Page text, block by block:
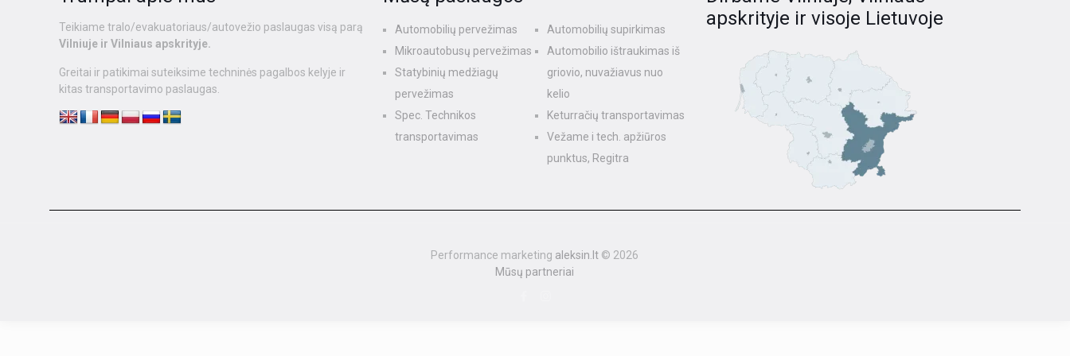
Teikiame tralo/evakuatoriaus/autovežio paslaugas visą parą
Vilniuje ir Vilniaus apskrityje.
Greitai ir patikimai suteiksime techninės pagalbos kelyje ir
kitas transportavimo paslaugas.
Automobilių pervežimas
Mikroautobusų pervežimas
Statybinių medžiagų
pervežimas
Spec. Technikos
transportavimas
Automobilių supirkimas
Automobilio ištraukimas iš
griovio, nuvažiavus nuo
kelio
Keturračių transportavimas
Vežame i tech. apžiūros
punktus, Regitra
apskrityje ir visoje Lietuvoje
Performance marketing aleksin.lt © 2026
Mūsų partneriai